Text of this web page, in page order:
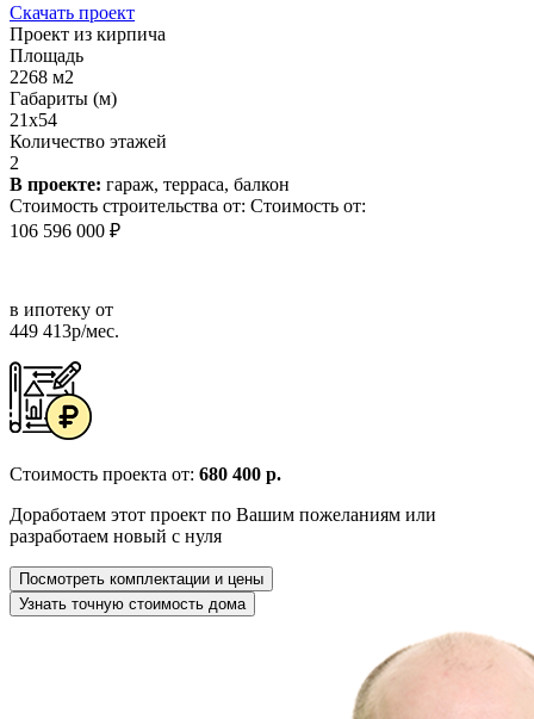
Скачать проект
Проект из кирпича
Площадь
2268 м2
Габариты (м)
21x54
Количество этажей
2
В проекте: гараж, терраса, балкон
Стоимость строительства от: Стоимость от:
106 596 000 ₽
в ипотеку от
449 413р/мес.
Стоимость проекта от: 680 400 р.
Доработаем этот проект по Вашим пожеланиям или
разработаем новый с нуля
Посмотреть комплектации и цены
Узнать точную стоимость дома